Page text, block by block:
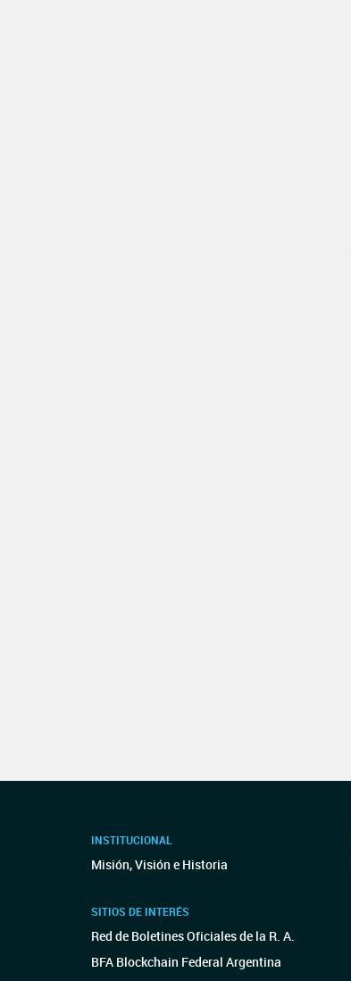
INSTITUCIONAL
Misión, Visión e Historia
SITIOS DE INTERÉS
Red de Boletines Oficiales de la R. A.
BFA Blockchain Federal Argentina